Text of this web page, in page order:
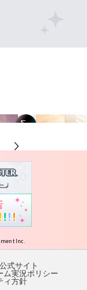
Inc.
式サイト
ム実況ポリシー
ィ方針